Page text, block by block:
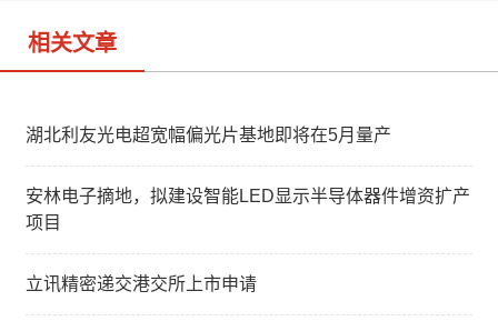
相关文章
湖北利友光电超宽幅偏光片基地即将在5月量产
安林电子摘地，拟建设智能LED显示半导体器件增资扩产
项目
立讯精密递交港交所上市申请